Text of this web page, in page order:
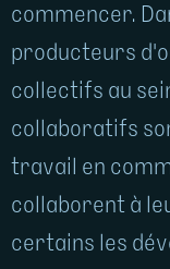
commencer.
producteurs
collectifs au
collaboratifs
travail en
collaborent à
certains les